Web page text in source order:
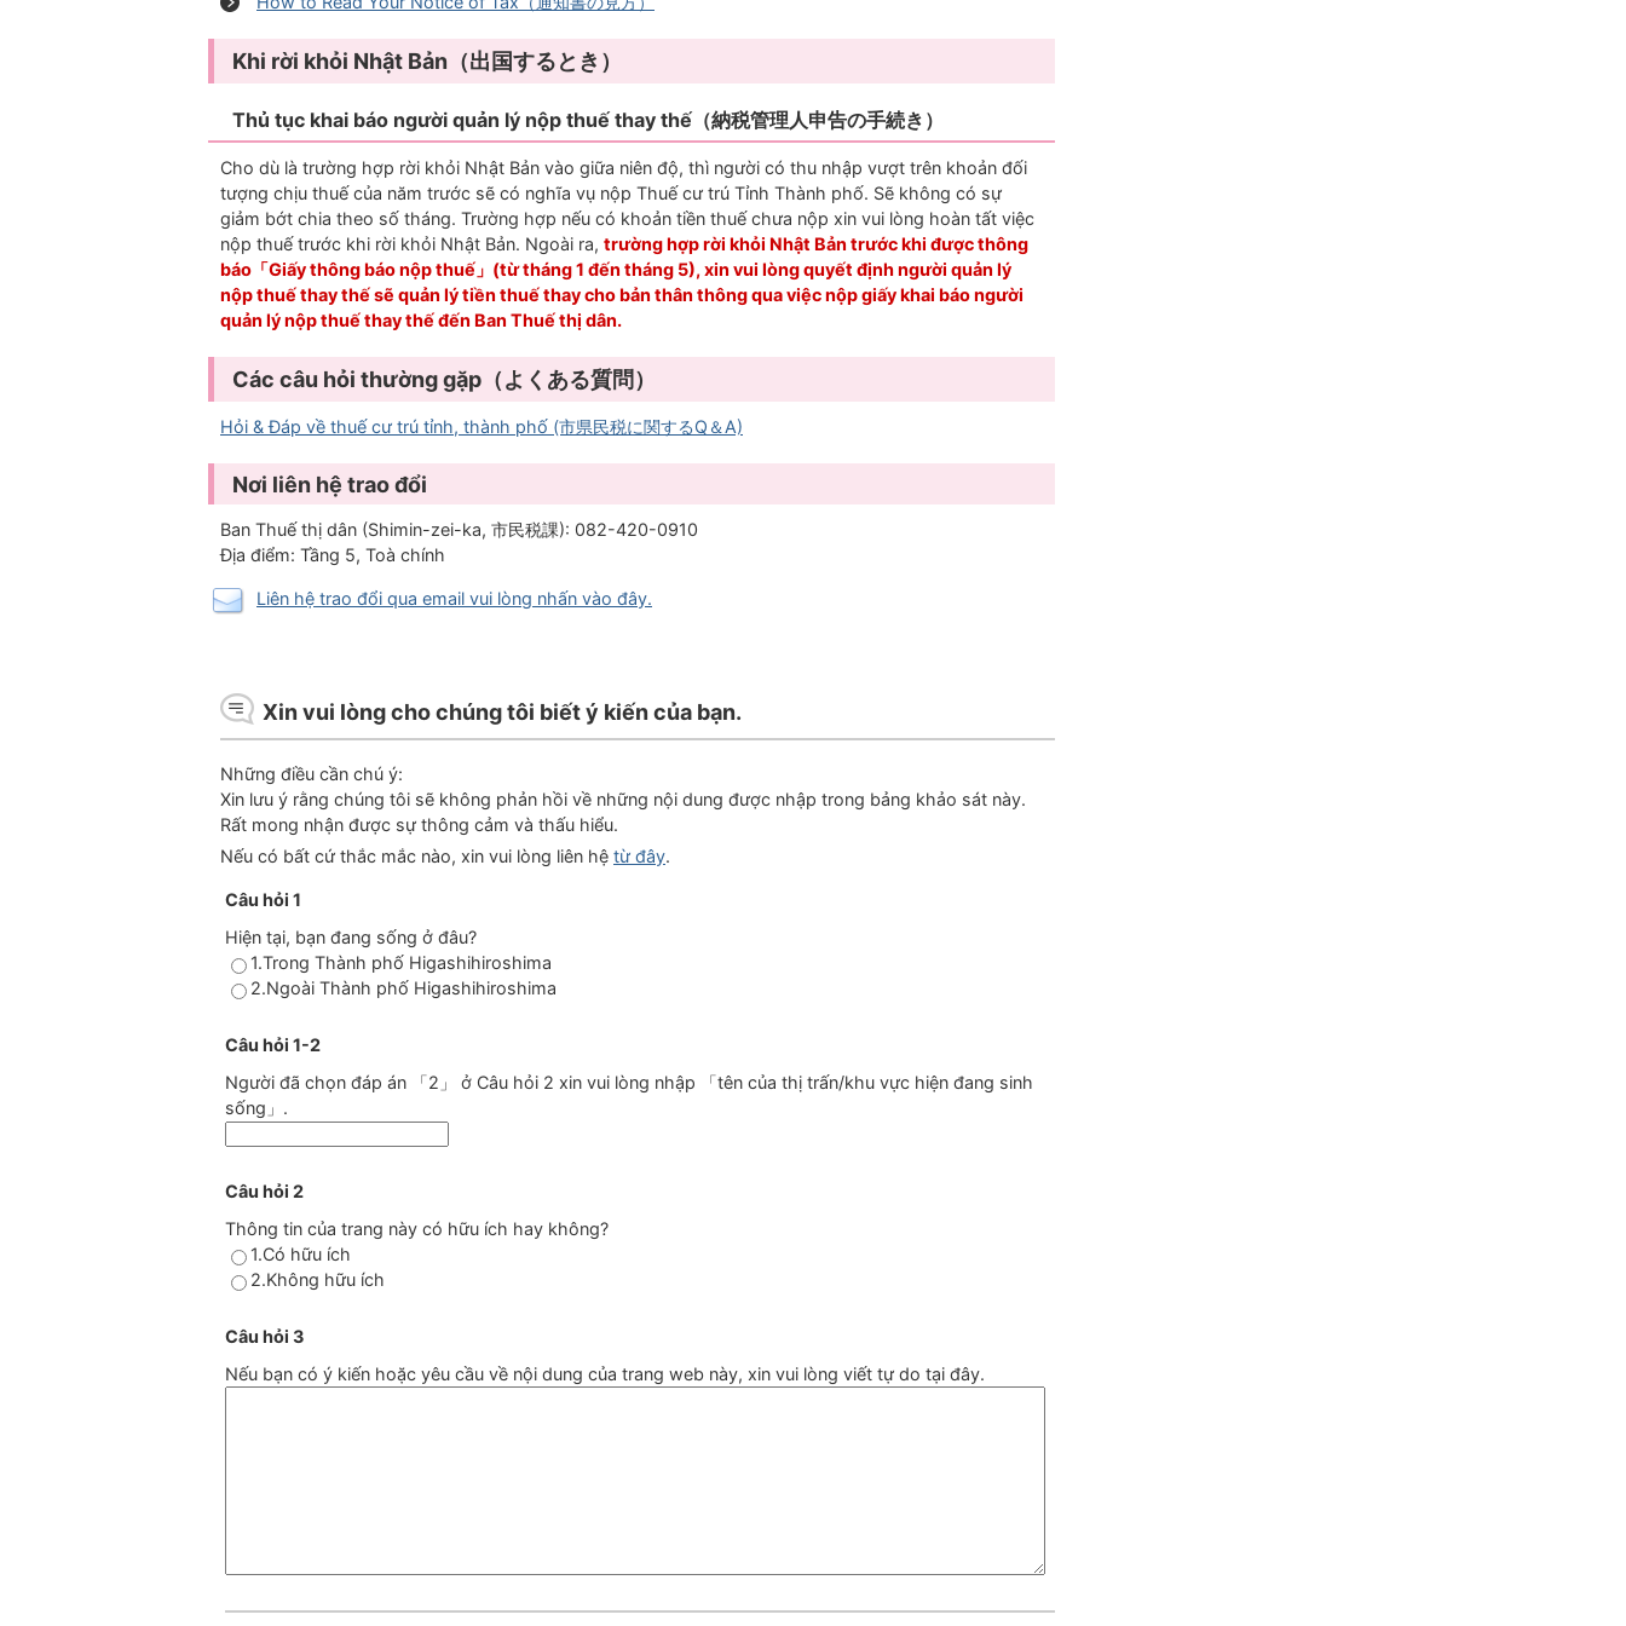
Khi rời khỏi Nhật Bản（出国するとき）
Thủ tục khai báo người quản lý nộp thuế thay thế（納税管理人申告の手続き）
Cho dù là trường hợp rời khỏi Nhật Bản vào giữa niên độ, thì người có thu nhập vượt trên khoản đối
tượng chịu thuế của năm trước sẽ có nghĩa vụ nộp Thuế cư trú Tỉnh Thành phố. Sẽ không có sự
giảm bớt chia theo số tháng. Trường hợp nếu có khoản tiền thuế chưa nộp xin vui lòng hoàn tất việc
nộp thuế trước khi rời khỏi Nhật Bản. Ngoài ra, trường hợp rời khỏi Nhật Bản trước khi được thông
báo「Giấy thông báo nộp thuế」(từ tháng 1 đến tháng 5), xin vui lòng quyết định người quản lý
nộp thuế thay thế sẽ quản lý tiền thuế thay cho bản thân thông qua việc nộp giấy khai báo người
quản lý nộp thuế thay thế đến Ban Thuế thị dân.
Các câu hỏi thường gặp（よくある質問）
Hỏi & Đáp về thuế cư trú tỉnh, thành phố (市県民税に関するQ＆A)
Nơi liên hệ trao đổi
Ban Thuế thị dân (Shimin-zei-ka, 市民税課): 082-420-0910
Địa điểm: Tầng 5, Toà chính
Liên hệ trao đổi qua email vui lòng nhấn vào đây.
Xin vui lòng cho chúng tôi biết ý kiến của bạn.
Những điều cần chú ý:
Xin lưu ý rằng chúng tôi sẽ không phản hồi về những nội dung được nhập trong bảng khảo sát này.
Rất mong nhận được sự thông cảm và thấu hiểu.
Nếu có bất cứ thắc mắc nào, xin vui lòng liên hệ từ đây.
Câu hỏi 1
Hiện tại, bạn đang sống ở đâu?
1.Trong Thành phố Higashihiroshima
2.Ngoài Thành phố Higashihiroshima
Câu hỏi 1-2
Người đã chọn đáp án 「2」 ở Câu hỏi 2 xin vui lòng nhập 「tên của thị trấn/khu vực hiện đang sinh
sống」.
Câu hỏi 2
Thông tin của trang này có hữu ích hay không?
1.Có hữu ích
2.Không hữu ích
Câu hỏi 3
Nếu bạn có ý kiến hoặc yêu cầu về nội dung của trang web này, xin vui lòng viết tự do tại đây.